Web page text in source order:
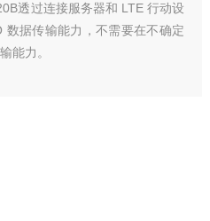
透过连接服务器和 LTE 行动设
据传输能力，不需要在不确定
能力。